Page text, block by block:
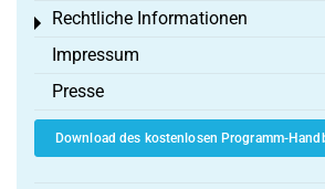
Rechtliche Informationen
Toggle menu
Impressum
Presse
Download des kostenlosen Programm-